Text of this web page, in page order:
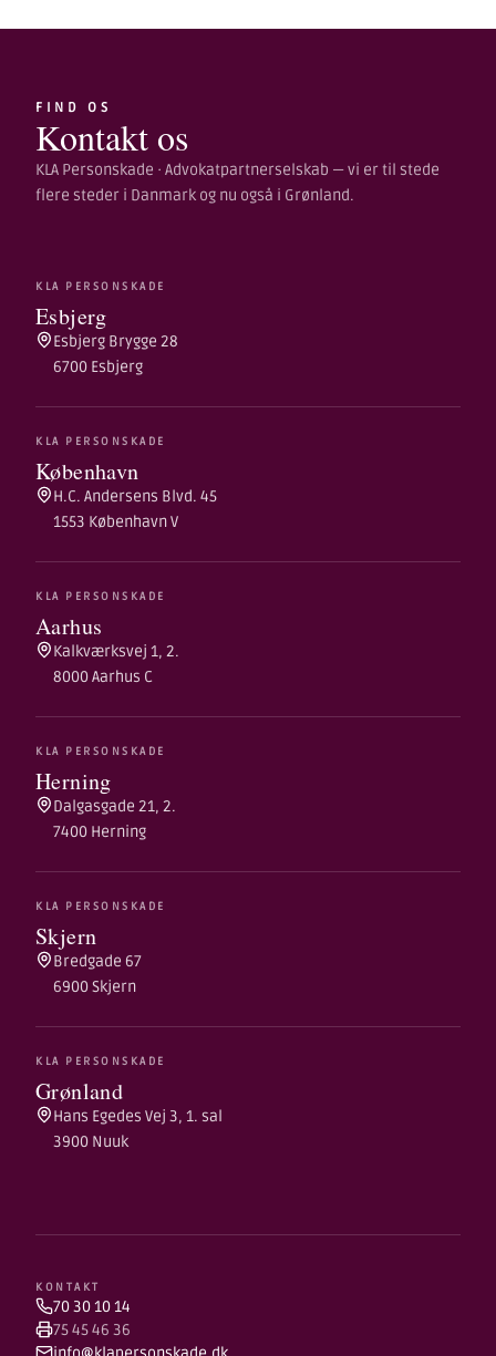
FIND OS
Kontakt os
KLA Personskade · Advokatpartnerselskab — vi er til stede
flere steder i Danmark og nu også i Grønland.
KLA PERSONSKADE
Esbjerg
Esbjerg Brygge 28
6700 Esbjerg
KLA PERSONSKADE
København
H.C. Andersens Blvd. 45
1553 København V
KLA PERSONSKADE
Aarhus
Kalkværksvej 1, 2.
8000 Aarhus C
KLA PERSONSKADE
Herning
Dalgasgade 21, 2.
7400 Herning
KLA PERSONSKADE
Skjern
Bredgade 67
6900 Skjern
KLA PERSONSKADE
Grønland
Hans Egedes Vej 3, 1. sal
3900 Nuuk
KONTAKT
70 30 10 14
75 45 46 36